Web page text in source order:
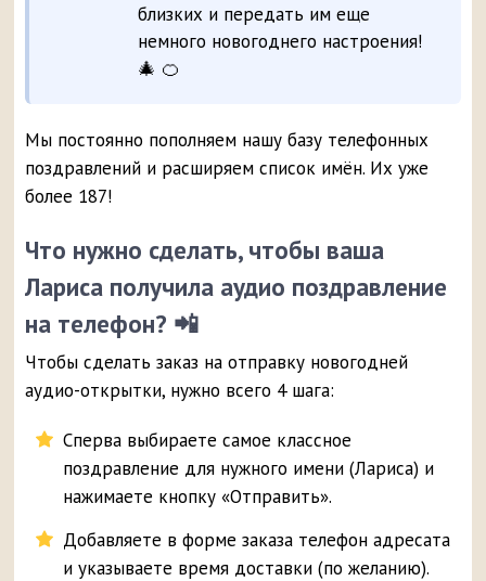
близких и передать им еще
немного новогоднего настроения!
🎄 🍊
Мы постоянно пополняем нашу базу телефонных
поздравлений и расширяем список имён. Их уже
более 187!
Что нужно сделать, чтобы ваша
Лариса получила аудио поздравление
на телефон? 📲
Чтобы сделать заказ на отправку новогодней
аудио-открытки, нужно всего 4 шага:
Сперва выбираете самое классное
поздравление для нужного имени (Лариса) и
нажимаете кнопку «Отправить».
Добавляете в форме заказа телефон адресата
и указываете время доставки (по желанию).